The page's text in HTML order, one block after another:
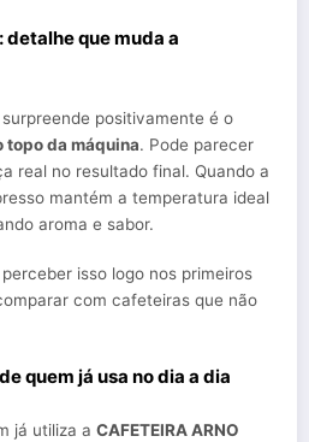
que muda a
positivamente é o
da máquina. Pode parecer
real no resultado final. Quando a
mantém a temperatura ideal
aroma e sabor.
isso logo nos primeiros
com cafeteiras que não
quem já usa no dia a dia
já utiliza a CAFETEIRA ARNO